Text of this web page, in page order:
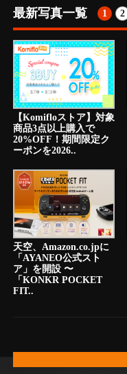
最新写真一覧 1 2
【Komifloストア】対象
商品3点以上購入で
20%OFF！期間限定ク
ーポンを2026..
天空、Amazon.co.jpに
「AYANEO公式スト
ア」を開設 〜
「KONKR POCKET
FIT..